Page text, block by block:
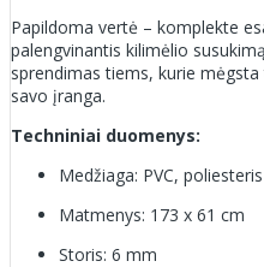
Papildoma vertė – komplekte
palengvinantis kilimėlio
sprendimas tiems, kurie
savo įranga.
Techniniai duomenys:
Medžiaga: PVC, poliesteris
Matmenys: 173 x 61 cm
Storis: 6 mm